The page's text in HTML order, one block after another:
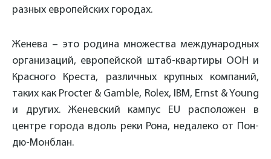
разных европейских городах.
Женева – это родина множества международных
организаций, европейской штаб-квартиры ООН и
Красного Креста, различных крупных компаний,
таких как Procter & Gamble, Rolex, IBM, Ernst & Young
и других. Женевский кампус EU расположен в
центре города вдоль реки Рона, недалеко от Пон-
дю-Монблан.